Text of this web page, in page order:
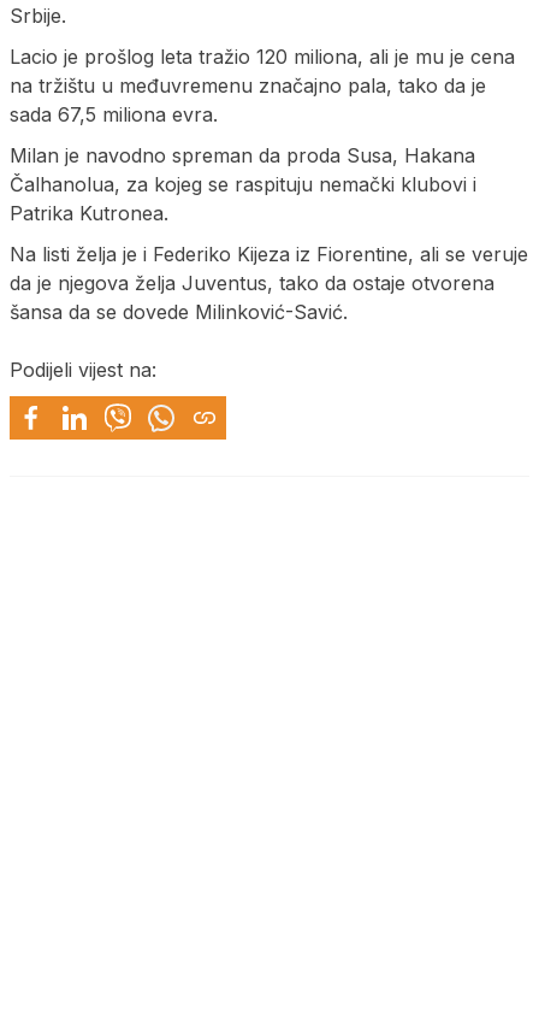
Srbije.
Lacio je prošlog leta tražio 120 miliona, ali je mu je cena
na tržištu u međuvremenu značajno pala, tako da je
sada 67,5 miliona evra.
Milan je navodno spreman da proda Susa, Hakana
Čalhanolua, za kojeg se raspituju nemački klubovi i
Patrika Kutronea.
Na listi želja je i Federiko Kijeza iz Fiorentine, ali se veruje
da je njegova želja Juventus, tako da ostaje otvorena
šansa da se dovede Milinković-Savić.
Podijeli vijest na: